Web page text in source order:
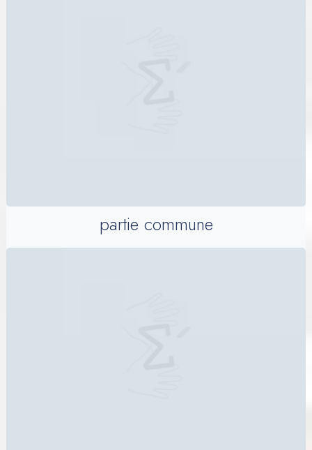
partie commune